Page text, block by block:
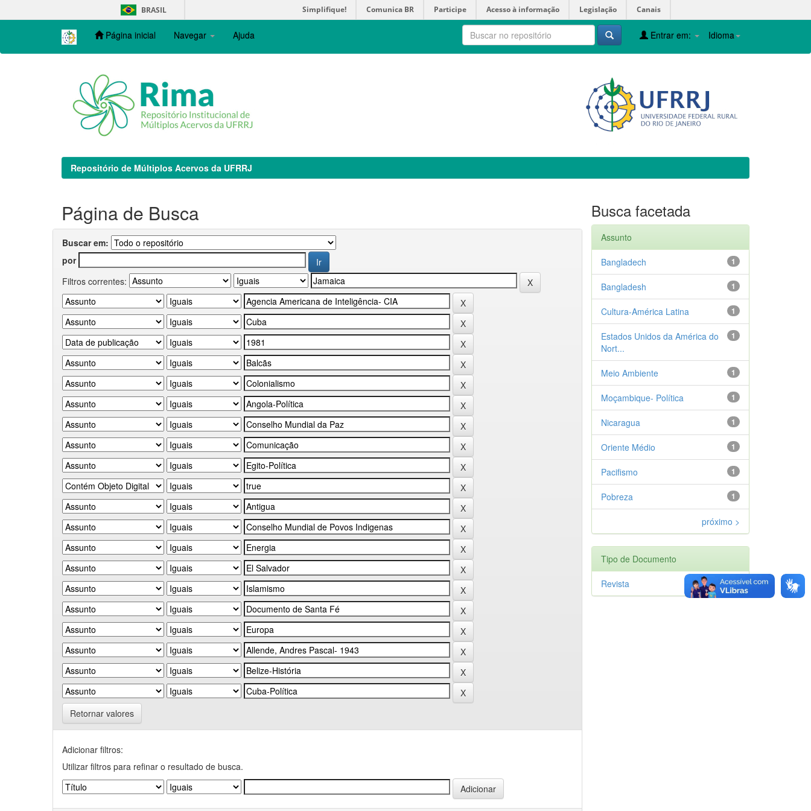
navigation
BRASIL Simplifique! Comunica BR Participe Acesso à informação Legislação Canais
Página inicial Navegar Ajuda Idioma
Entrar em:
Repositório de Múltiplos Acervos da UFRRJ
Página de Busca
Buscar em:
por
Filtros correntes:
Retornar valores
Adicionar filtros:
Utilizar filtros para refinar o resultado de busca.
Busca facetada
Assunto
1
Bangladech
1
Bangladesh
1
Cultura-América Latina
1
Estados Unidos da América do
Nort...
1
Meio Ambiente
1
Moçambique- Política
1
Nicaragua
1
Oriente Médio
1
Pacifismo
1
Pobreza
próximo >
Tipo de Documento
1
Revista